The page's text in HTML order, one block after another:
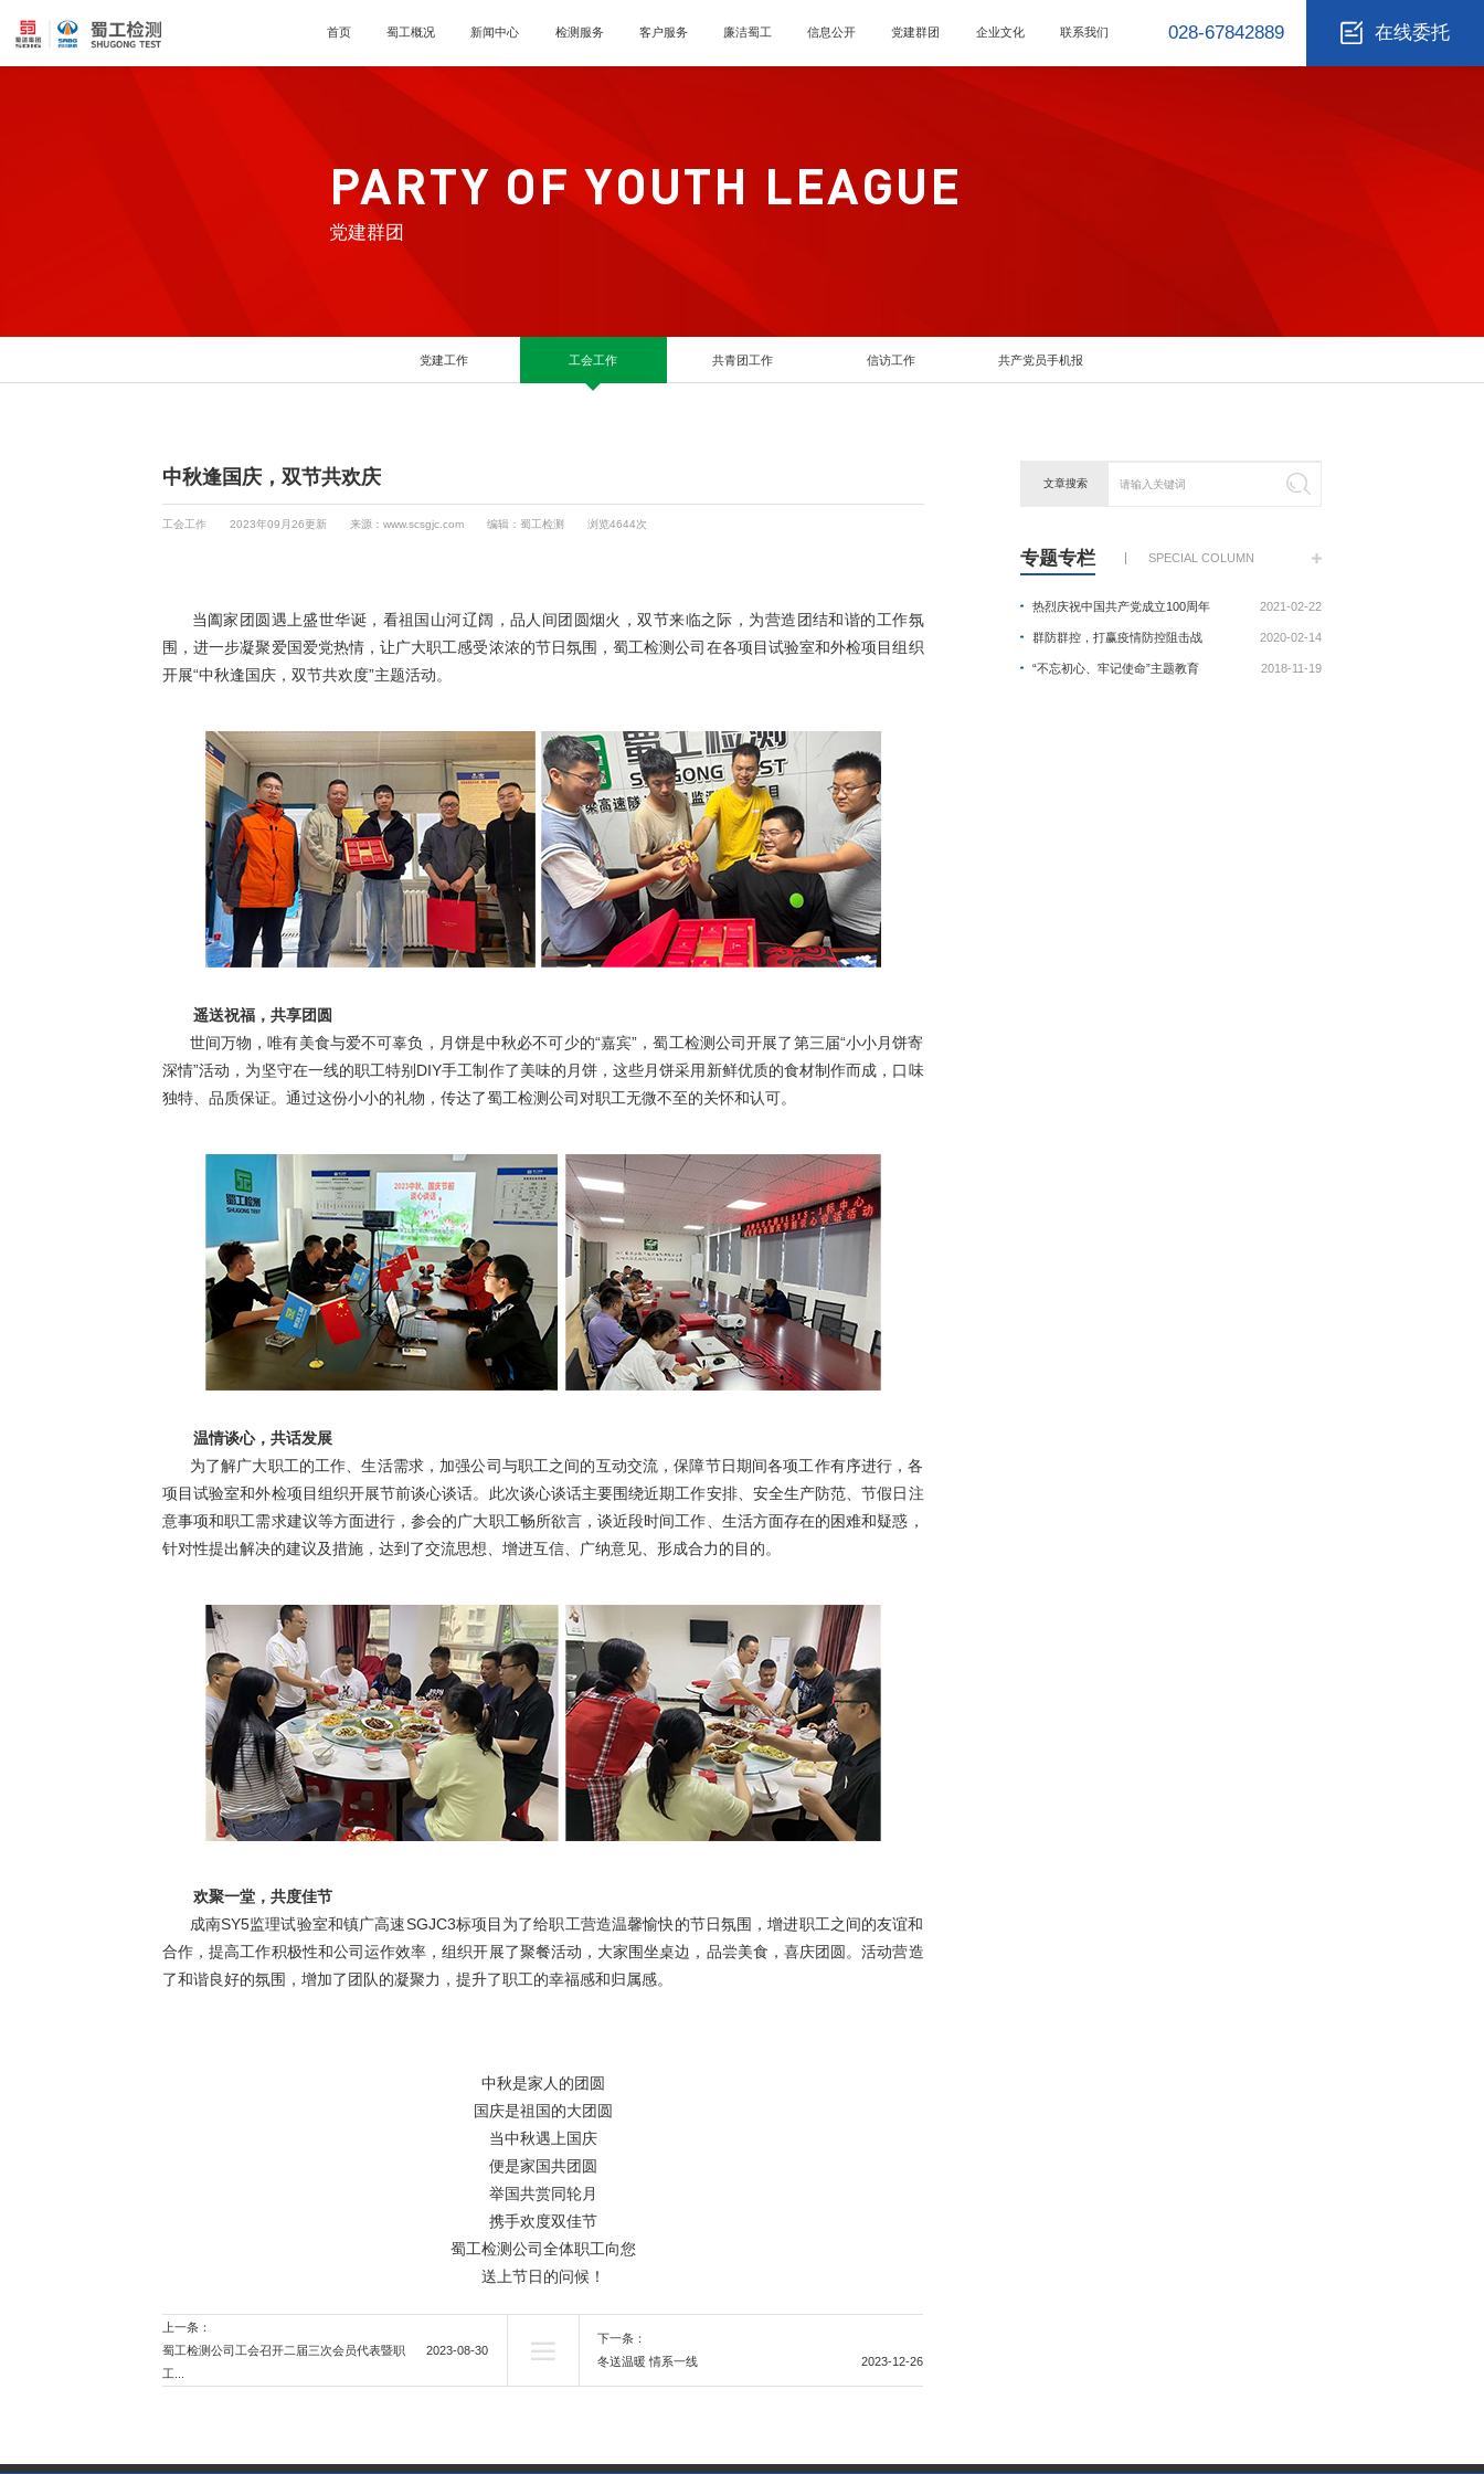
028-67842889 在线委托
首页 蜀工概况 新闻中心 检测服务 客户服务 廉洁蜀工 信息公开 党建群团 企业文化 联系我们
PARTY OF YOUTH LEAGUE
党建群团
党建工作 工会工作 共青团工作 信访工作 共产党员手机报
中秋逢国庆，双节共欢庆
工会工作 2023年09月26更新 来源：www.scsgjc.com 编辑：蜀工检测 浏览4644次
当阖家团圆遇上盛世华诞，看祖国山河辽阔，品人间团圆烟火，双节来临之际，为营造团结和谐的工作氛
围，进一步凝聚爱国爱党热情，让广大职工感受浓浓的节日氛围，蜀工检测公司在各项目试验室和外检项目组织
开展“中秋逢国庆，双节共欢度”主题活动。
遥送祝福，共享团圆
世间万物，唯有美食与爱不可辜负，月饼是中秋必不可少的“嘉宾”，蜀工检测公司开展了第三届“小小月饼寄
深情”活动，为坚守在一线的职工特别DIY手工制作了美味的月饼，这些月饼采用新鲜优质的食材制作而成，口味
独特、品质保证。通过这份小小的礼物，传达了蜀工检测公司对职工无微不至的关怀和认可。
温情谈心，共话发展
为了解广大职工的工作、生活需求，加强公司与职工之间的互动交流，保障节日期间各项工作有序进行，各
项目试验室和外检项目组织开展节前谈心谈话。此次谈心谈话主要围绕近期工作安排、安全生产防范、节假日注
意事项和职工需求建议等方面进行，参会的广大职工畅所欲言，谈近段时间工作、生活方面存在的困难和疑惑，
针对性提出解决的建议及措施，达到了交流思想、增进互信、广纳意见、形成合力的目的。
欢聚一堂，共度佳节
成南SY5监理试验室和镇广高速SGJC3标项目为了给职工营造温馨愉快的节日氛围，增进职工之间的友谊和
合作，提高工作积极性和公司运作效率，组织开展了聚餐活动，大家围坐桌边，品尝美食，喜庆团圆。活动营造
了和谐良好的氛围，增加了团队的凝聚力，提升了职工的幸福感和归属感。
中秋是家人的团圆
国庆是祖国的大团圆
当中秋遇上国庆
便是家国共团圆
举国共赏同轮月
携手欢度双佳节
蜀工检测公司全体职工向您
送上节日的问候！
上一条：
蜀工检测公司工会召开二届三次会员代表暨职
工...
2023-08-30 
下一条：
冬送温暖 情系一线
2023-12-26
文章搜索
专题专栏 SPECIAL COLUMN
热烈庆祝中国共产党成立100周年 2021-02-22
群防群控，打赢疫情防控阻击战 2020-02-14
“不忘初心、牢记使命”主题教育 2018-11-19